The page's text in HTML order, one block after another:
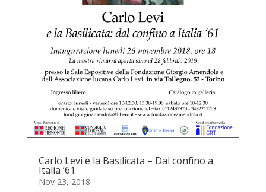
Carlo Levi e la Basilicata – Dal confino a
Italia ’61
Nov 23, 2018